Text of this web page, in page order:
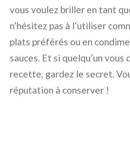
vous voulez briller en tant
n’hésitez pas à l’utiliser
plats préférés ou en
sauces. Et si quelqu’un vous
recette, gardez le secret.
réputation à conserver !